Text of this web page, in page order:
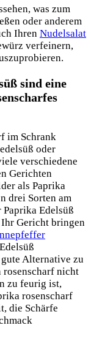
was zum
oder anderem
Ihren Nudelsalat
verfeinern,
sind eine
im Schrank
oder
verschiedene
Gerichten
als Paprika
drei Sorten am
Edelsüß
Ihr Gericht bringen
Alternative zu
rosenscharf nicht
zu feurig ist,
rosenscharf
die Schärfe